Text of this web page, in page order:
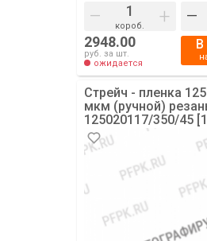
– короб. + –
2948.00
руб. за шт.
ожидается
В
Стрейч - пленка
мкм (ручной)
125020117/350/45